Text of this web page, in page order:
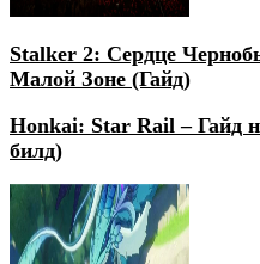
Stalker 2: Сердце
Малой Зоне (Гайд)
Honkai: Star Rail – Гайд
билд)